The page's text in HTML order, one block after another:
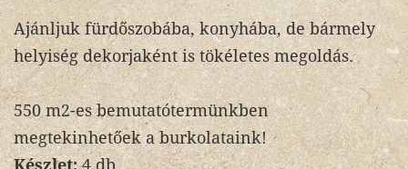
Ajánljuk fürdőszobába, konyhába, de bármely
helyiség dekorjaként is tökéletes megoldás.
550 m2-es bemutatótermünkben
megtekinhetőek a burkolataink!
Készlet:4 db